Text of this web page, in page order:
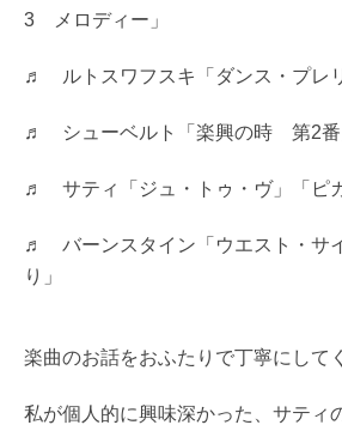
3 メロディー」
♬ ルトスワフスキ「ダンス・プレリ
♬ シューベルト「楽興の時 第2番
♬ サティ「ジュ・トゥ・ヴ」「ピカ
♬ バーンスタイン「ウエスト・サ
り」
楽曲のお話をおふたりで丁寧にして
私が個人的に興味深かった、サティ